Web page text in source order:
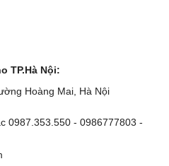
TP.Hà Nội:
Hoàng Mai, Hà Nội
0987.353.550 - 0986777803 -